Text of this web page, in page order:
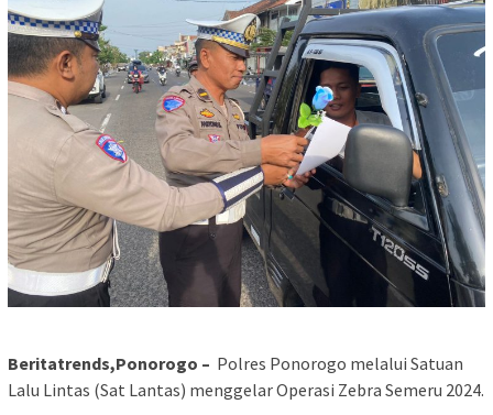
Beritatrends,Ponorogo – Polres Ponorogo melalui Satuan
Lalu Lintas (Sat Lantas) menggelar Operasi Zebra Semeru 2024.